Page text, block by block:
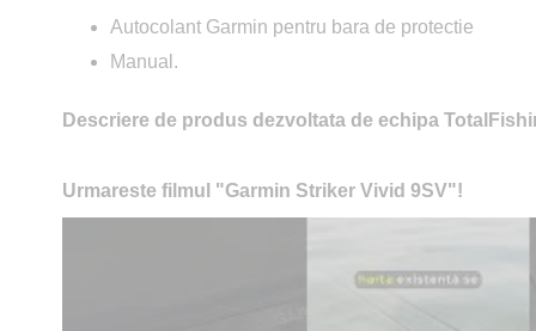
Autocolant Garmin pentru bara de protectie
Manual.
Descriere de produs dezvoltata de echipa
Urmareste filmul "Garmin Striker Vivid 9SV"!